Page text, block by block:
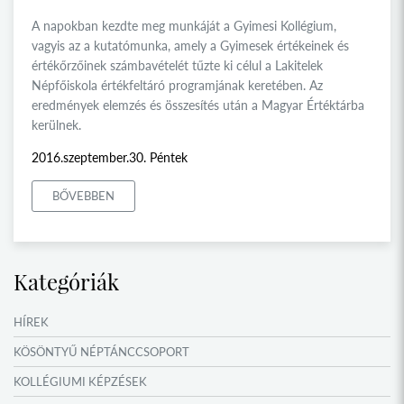
A napokban kezdte meg munkáját a Gyimesi Kollégium,
vagyis az a kutatómunka, amely a Gyimesek értékeinek és
értékőrzőinek számbavételét tűzte ki célul a Lakitelek
Népfőiskola értékfeltáró programjának keretében. Az
eredmények elemzés és összesítés után a Magyar Értéktárba
kerülnek.
2016.szeptember.30. Péntek
BŐVEBBEN
Kategóriák
HÍREK
KÖSÖNTYŰ NÉPTÁNCCSOPORT
KOLLÉGIUMI KÉPZÉSEK